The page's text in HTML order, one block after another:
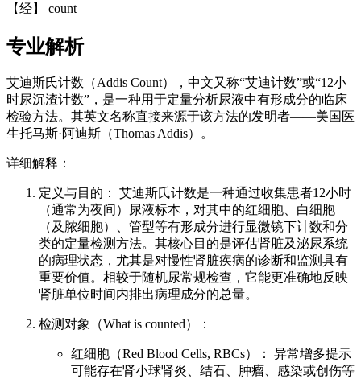
【经】 count
专业解析
艾迪斯氏计数（Addis Count），中文又称“艾迪计数”或“12小
时尿沉渣计数”，是一种用于定量分析尿液中有形成分的临床
检验方法。其英文名称直接来源于该方法的发明者——美国医
生托马斯·阿迪斯（Thomas Addis）。
详细解释：
定义与目的： 艾迪斯氏计数是一种通过收集患者12小时
（通常为夜间）尿液标本，对其中的红细胞、白细胞
（及脓细胞）、管型等有形成分进行显微镜下计数和分
类的定量检测方法。其核心目的是评估肾脏及泌尿系统
的病理状态，尤其是对慢性肾脏疾病的诊断和监测具有
重要价值。相较于随机尿常规检查，它能更准确地反映
肾脏单位时间内排出病理成分的总量。
检测对象（What is counted）：
红细胞（Red Blood Cells, RBCs）： 异常增多提示
可能存在肾小球肾炎、结石、肿瘤、感染或创伤等